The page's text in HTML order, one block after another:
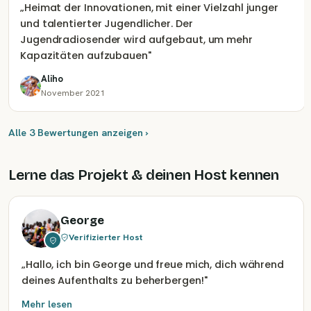
„Heimat der Innovationen, mit einer Vielzahl junger
und talentierter Jugendlicher. Der
Jugendradiosender wird aufgebaut, um mehr
Kapazitäten aufzubauen"
Aliho
November 2021
Alle 3 Bewertungen anzeigen ›
Lerne das Projekt & deinen Host kennen
George
Verifizierter Host
„Hallo, ich bin George und freue mich, dich während
deines Aufenthalts zu beherbergen!"
Mehr lesen